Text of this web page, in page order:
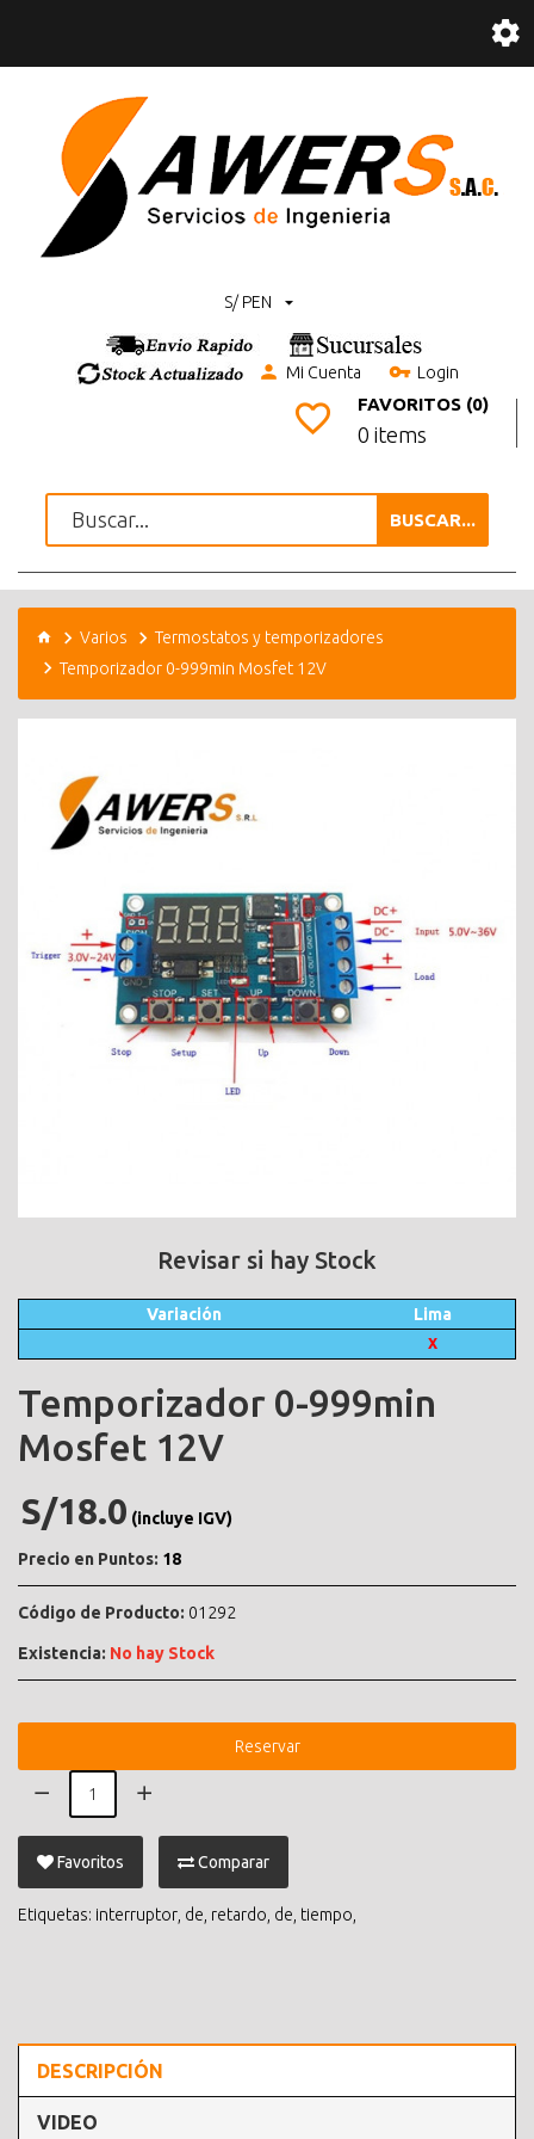
S/ PEN
Mi Cuenta Login
FAVORITOS (0)
0 items
BUSCAR...
Varios
Termostatos y temporizadores
Temporizador 0-999min Mosfet 12V
Revisar si hay Stock
Variación Lima
X
Temporizador 0-999min
Mosfet 12V
S/18.0 (incluye IGV)
Precio en Puntos: 18
Código de Producto: 01292
Existencia: No hay Stock
Reservar
Favoritos Comparar
Etiquetas: interruptor de retardo de tiempo
DESCRIPCIÓN
VIDEO